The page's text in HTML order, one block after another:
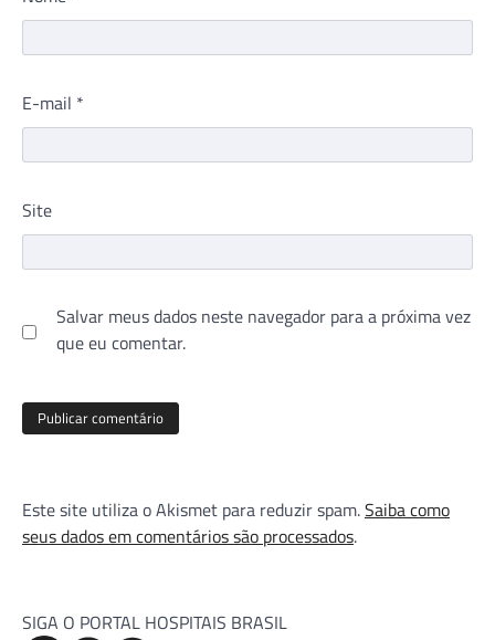
E-mail *
Site
Salvar meus dados neste navegador para a próxima vez
que eu comentar.
Este site utiliza o Akismet para reduzir spam.Saiba como
seus dados em comentários são processados.
SIGA O PORTAL HOSPITAIS BRASIL